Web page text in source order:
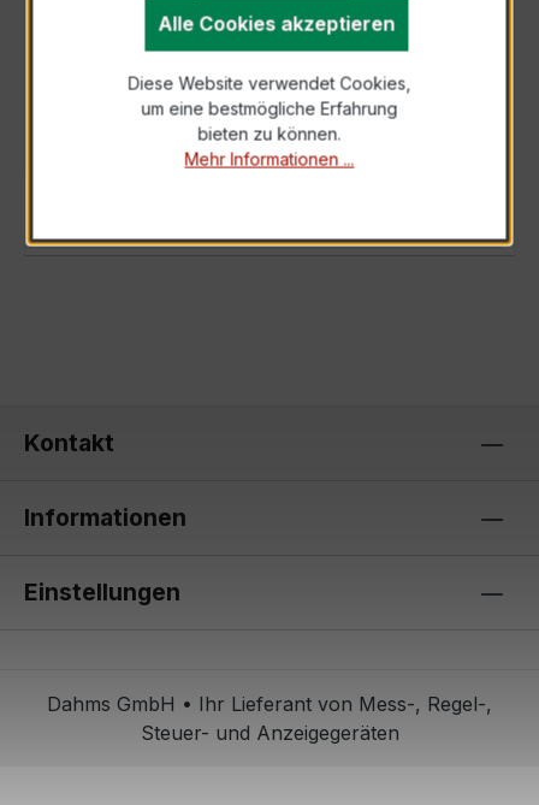
BESCHREIBUNG
Der EASKD 31.5 2U 3x500-250/5A 5-2,5VA
Kl.0,5 ist ein kompakter, hochpräziser,
zwischen zwei Primärströmen umschaltbarer
Kontakt
Informationen
Einstellungen
Dahms GmbH • Ihr Lieferant von Mess-, Regel-,
Steuer- und Anzeigegeräten
Alle Cookies akzeptieren
Diese Website verwendet Cookies,
um eine bestmögliche Erfahrung
bieten zu können.
Mehr Informationen ...